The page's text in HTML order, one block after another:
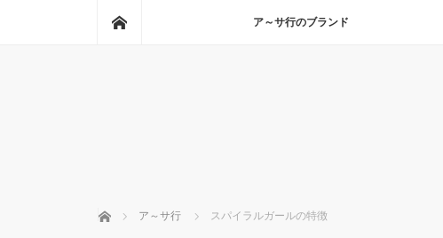
ア～サ行のブランド
ホーム ア～サ行 スパイラルガールの特徴